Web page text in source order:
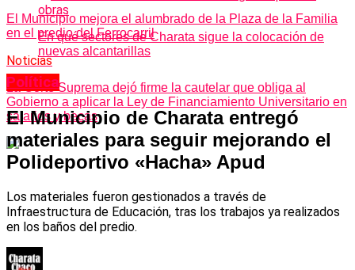
El Municipio mejora el alumbrado de la Plaza de la Familia
en el predio del Ferrocarril
Noticias
La Corte Suprema dejó firme la cautelar que obliga al
Gobierno a aplicar la Ley de Financiamiento Universitario en
salarios y becas
En qué sectores de Charata sigue la colocación de
nuevas alcantarillas
Política
El Municipio de Charata entregó
materiales para seguir mejorando el
Polideportivo «Hacha» Apud
Los materiales fueron gestionados a través de
Infraestructura de Educación, tras los trabajos ya realizados
en los baños del predio.